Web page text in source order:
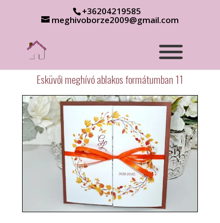
+36204219585
meghivoborze2009@gmail.com
Esküvői meghívó ablakos formátumban 11